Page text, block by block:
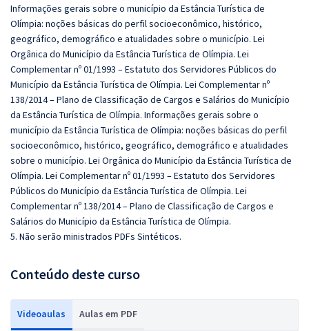
Informações gerais sobre o município da Estância Turística de
Olímpia: noções básicas do perfil socioeconômico, histórico,
geográfico, demográfico e atualidades sobre o município. Lei
Orgânica do Município da Estância Turística de Olímpia. Lei
Complementar nº 01/1993 – Estatuto dos Servidores Públicos do
Município da Estância Turística de Olímpia. Lei Complementar nº
138/2014 – Plano de Classificação de Cargos e Salários do Município
da Estância Turística de Olímpia. Informações gerais sobre o
município da Estância Turística de Olímpia: noções básicas do perfil
socioeconômico, histórico, geográfico, demográfico e atualidades
sobre o município. Lei Orgânica do Município da Estância Turística de
Olímpia. Lei Complementar nº 01/1993 – Estatuto dos Servidores
Públicos do Município da Estância Turística de Olímpia. Lei
Complementar nº 138/2014 – Plano de Classificação de Cargos e
Salários do Município da Estância Turística de Olímpia.
5. Não serão ministrados PDFs Sintéticos.
Conteúdo deste curso
Videoaulas Aulas em PDF